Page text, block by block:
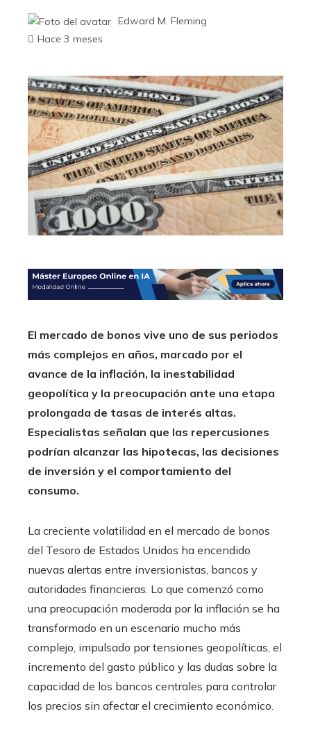
Edward M. Fleming
Hace 3 meses
El mercado de bonos vive uno de sus periodos
más complejos en años, marcado por el
avance de la inflación, la inestabilidad
geopolítica y la preocupación ante una etapa
prolongada de tasas de interés altas.
Especialistas señalan que las repercusiones
podrían alcanzar las hipotecas, las decisiones
de inversión y el comportamiento del
consumo.
La creciente volatilidad en el mercado de bonos
del Tesoro de Estados Unidos ha encendido
nuevas alertas entre inversionistas, bancos y
autoridades financieras. Lo que comenzó como
una preocupación moderada por la inflación se ha
transformado en un escenario mucho más
complejo, impulsado por tensiones geopolíticas, el
incremento del gasto público y las dudas sobre la
capacidad de los bancos centrales para controlar
los precios sin afectar el crecimiento económico.